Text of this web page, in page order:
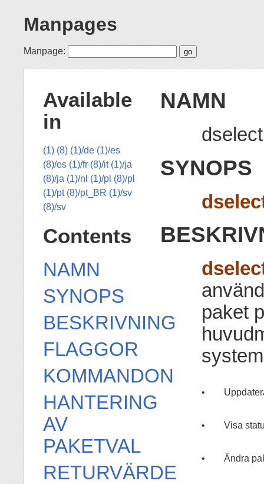
Manpages
Manpage:
NAMN
SYNOPS
paket
•
• Visa
• Ändra
Available
in
(1) (8) (1)/de (1)/es
(8)/es (1)/fr (8)/it (1)/ja
(8)/ja (1)/nl (1)/pl (8)/pl
(1)/pt (8)/pt_BR (1)/sv
(8)/sv
Contents
NAMN
SYNOPS
BESKRIVNING
FLAGGOR
KOMMANDON
HANTERING
AV
PAKETVAL
RETURVÄRDE